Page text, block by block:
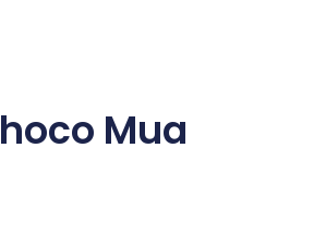
Mua